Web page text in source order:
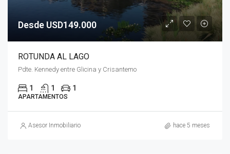
Desde USD149.000
ROTUNDA AL LAGO
Pdte. Kennedy entre Glicina y Crisantemo
1 1 1
APARTAMENTOS
Asesor Inmobiliario hace 5 meses